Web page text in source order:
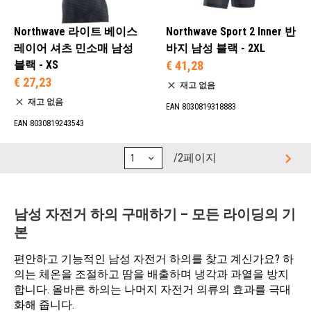
Northwave 라이트 베이스
레이어 셔츠 민소매 남성
블랙 - XS
€ 27,23
재고 없음
EAN 8030819243543
Northwave Sport 2 Inner 반
바지 남성 블랙 - 2XL
€ 41,28
재고 없음
EAN 8030819318883
/2페이지
남성 자전거 하의 구매하기 – 모든 라이딩의 기
본
편안하고 기능적인 남성 자전거 하의를 찾고 계신가요? 하
의는 체온을 조절하고 땀을 배출하며 냉각과 과열을 방지
합니다. 올바른 하의는 나머지 자전거 의류의 효과를 극대
화해 줍니다.